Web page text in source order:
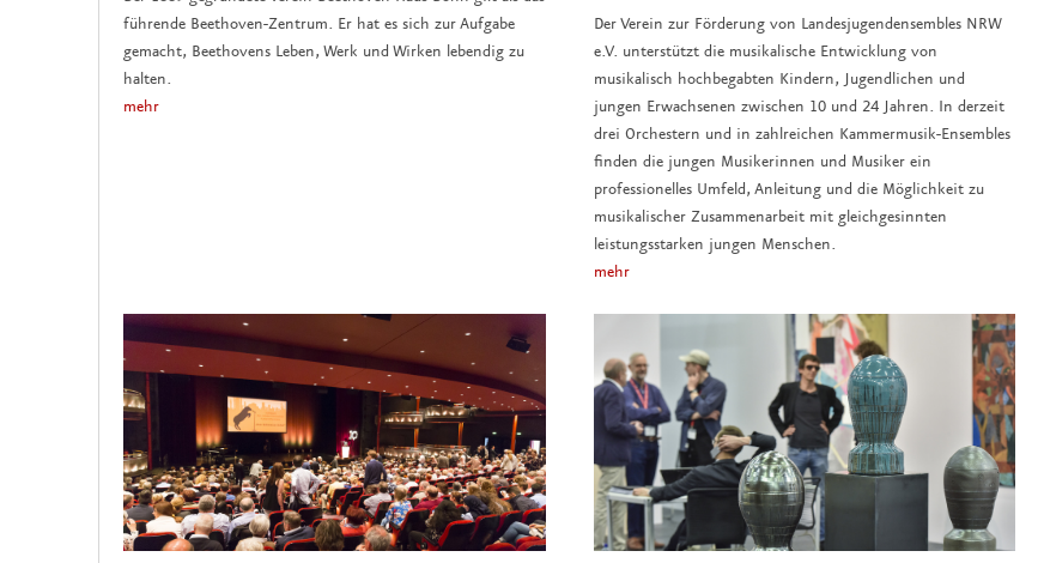
führende Beethoven-Zentrum. Er hat es sich zur Aufgabe
gemacht, Beethovens Leben, Werk und Wirken lebendig zu
halten.
mehr
Der Verein zur Förderung von Landesjugendensembles NRW
e.V. unterstützt die musikalische Entwicklung von
musikalisch hochbegabten Kindern, Jugendlichen und
jungen Erwachsenen zwischen 10 und 24 Jahren. In derzeit
drei Orchestern und in zahlreichen Kammermusik-Ensembles
finden die jungen Musikerinnen und Musiker ein
professionelles Umfeld, Anleitung und die Möglichkeit zu
musikalischer Zusammenarbeit mit gleichgesinnten
leistungsstarken jungen Menschen.
mehr